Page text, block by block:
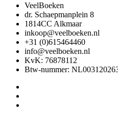
VeelBoeken
dr. Schaepmanplein 8
1814CC Alkmaar
inkoop@veelboeken.nl
+31 (0)615464460
info@veelboeken.nl
KvK: 76878112
Btw-nummer: